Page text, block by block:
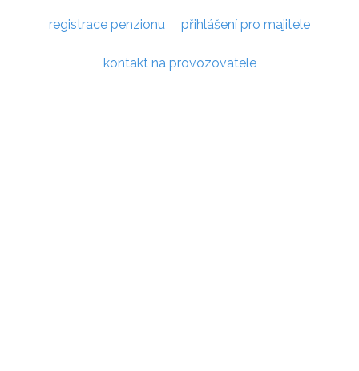
registrace penzionu přihlášení pro majitele
kontakt na provozovatele